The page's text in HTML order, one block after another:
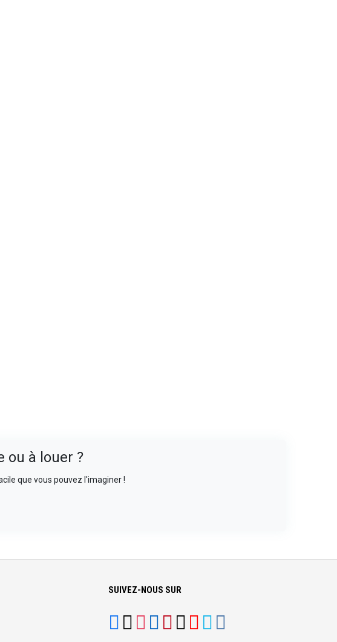
ou à louer ?
que vous pouvez l'imaginer !
SUIVEZ-NOUS SUR